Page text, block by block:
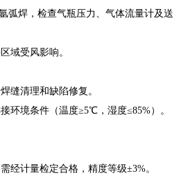
焊，检查气瓶压力、气体流量计及送
受风影响。
清理和缺陷修复。
境条件（温度≥5℃，湿度≤85%）。
计量检定合格，精度等级±3%。